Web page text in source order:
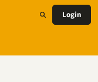
Login